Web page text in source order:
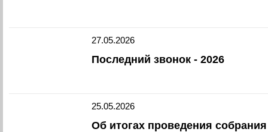
27.05.2026
Последний звонок - 2026
25.05.2026
Об итогах проведения